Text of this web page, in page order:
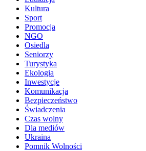
Kultura
Sport
Promocja
NGO
Osiedla
Seniorzy
Turystyka
Ekologia
Inwestycje
Komunikacja
Bezpieczeństwo
Świadczenia
Czas wolny
Dla mediów
Ukraina
Pomnik Wolności